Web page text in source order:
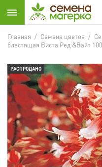
Главная / Семена цветов /
блестящая Виста Ред &Вайт
РАСПРОДАНО